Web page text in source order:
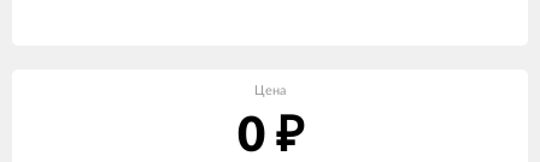
Цена
0 ₽